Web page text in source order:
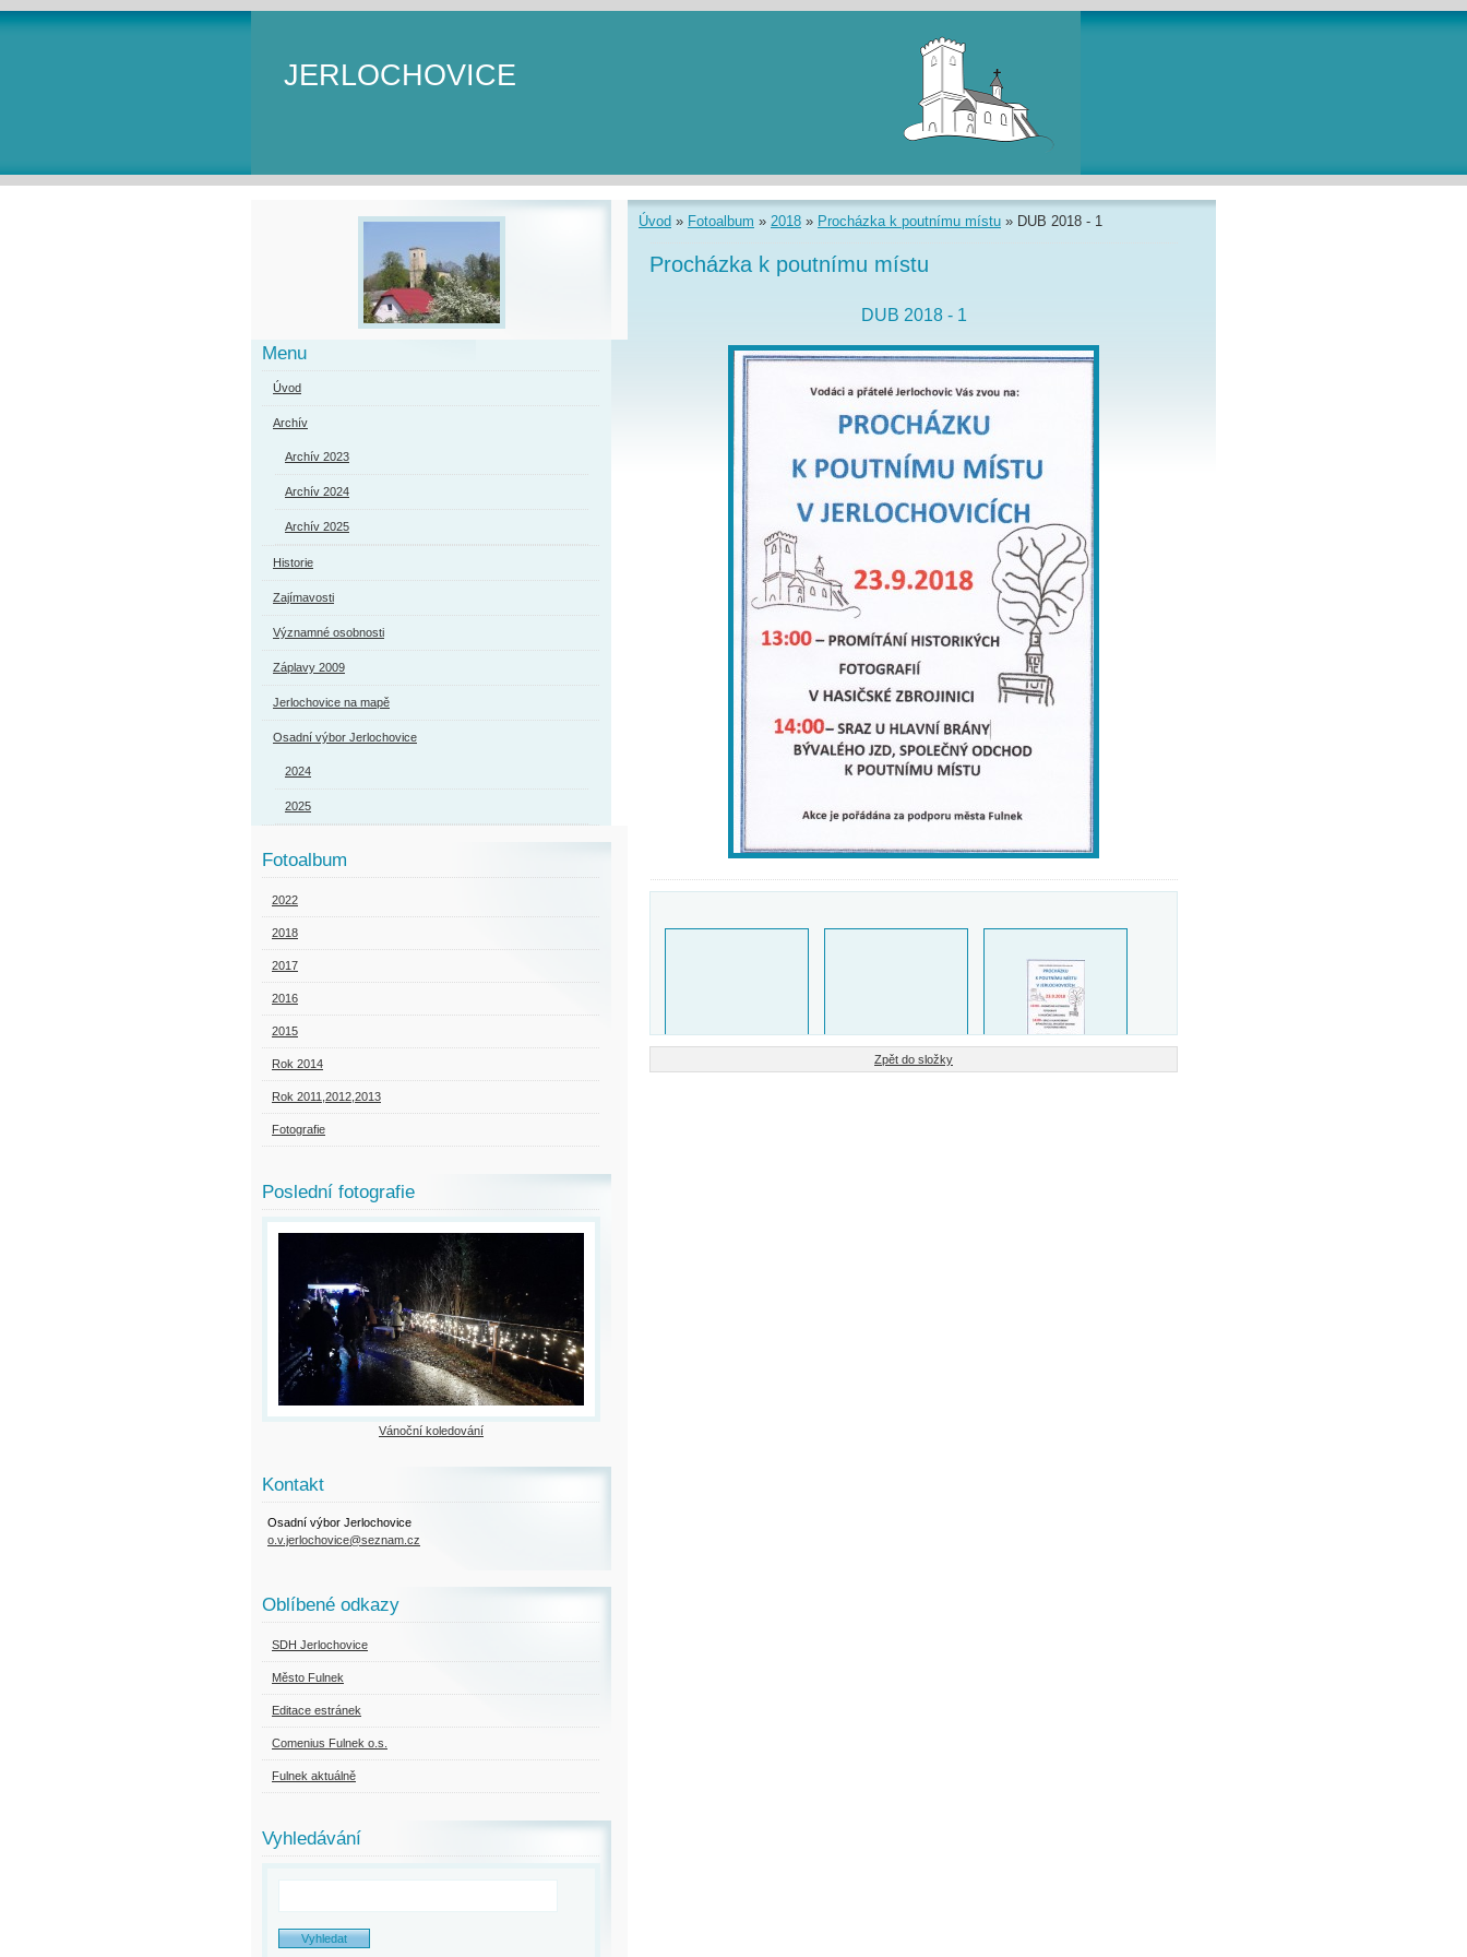
JERLOCHOVICE
Úvod » Fotoalbum » 2018 » Procházka k poutnímu místu » DUB 2018 - 1
Procházka k poutnímu místu
DUB 2018 - 1
Zpět do složky
Menu
Úvod
Archív
Archív 2023
Archív 2024
Archív 2025
Historie
Zajímavosti
Významné osobnosti
Záplavy 2009
Jerlochovice na mapě
Osadní výbor Jerlochovice
2024
2025
Fotoalbum
2022
2018
2017
2016
2015
Rok 2014
Rok 2011,2012,2013
Fotografie
Poslední fotografie
Vánoční koledování
Kontakt
Osadní výbor Jerlochovice
o.v.jerlochovice@seznam.cz
Oblíbené odkazy
SDH Jerlochovice
Město Fulnek
Editace estránek
Comenius Fulnek o.s.
Fulnek aktuálně
Vyhledávání